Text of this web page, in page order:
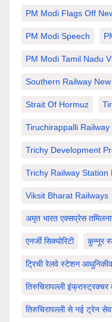
PM Modi Flags Off
PM Modi Speech
PM Modi Tamil Nadu
Southern Railway
Strait Of Hormuz
Tiruchirappalli Railway
Trichy Development
Trichy Railway Station
Viksit Bharat Railways
अमृत भारत एक्सप्रेस
एनर्जी सिक्योरिटी कुन्नूर
ट्रिची रेलवे स्टेशन
तिरुचिरापल्ली इंफ्रास्ट्रक्चर
तिरुचिरापल्ली से नई ट्रेन